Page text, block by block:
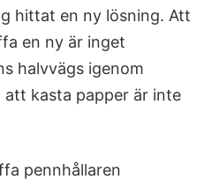
hittat en ny lösning. Att
en ny är inget
halvvägs igenom
kasta papper är inte
pennhållaren